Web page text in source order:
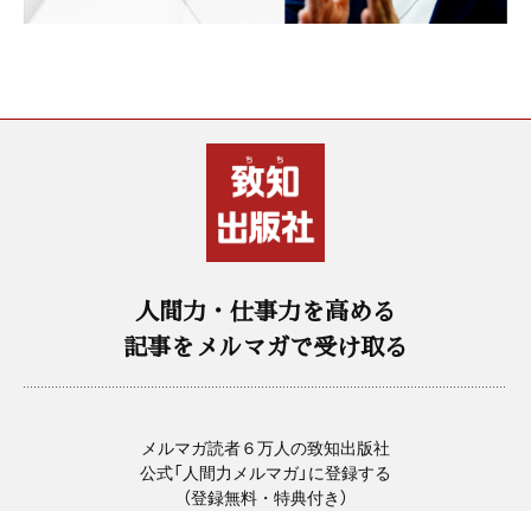
人間力・仕事力を高める
記事をメルマガで受け取る
メルマガ読者６万人の致知出版社
公式「人間力メルマガ」に登録する
（登録無料・特典付き）